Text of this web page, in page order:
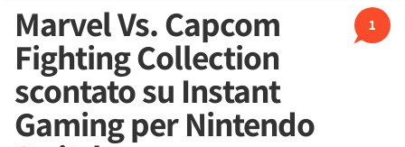
1
Marvel Vs. Capcom
Fighting Collection
scontato su Instant
Gaming per Nintendo